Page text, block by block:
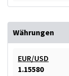
Währungen
EUR/USD
1.15580